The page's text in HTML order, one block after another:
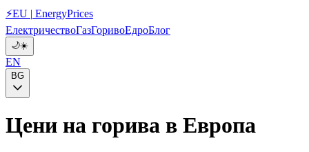
⚡EU | EnergyPrices
ЕлектричествоГазГоривоЕдроБлог
🌙☀️
EN
BG
Цени на горива в Европа